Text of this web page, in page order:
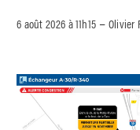
6 août 2026 à 11h15 –Olivier